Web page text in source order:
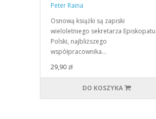
Peter Raina
Osnową książki są zapiski
wieloletniego sekretarza Episkopatu
Polski, najbliższego
współpracownika…
29,90 zł
DO KOSZYKA